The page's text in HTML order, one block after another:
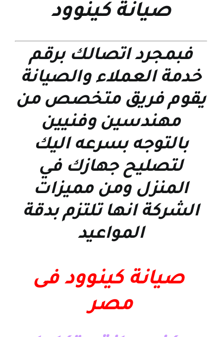
صيانة كينوود
فبمجرد اتصالك برقم
خدمة العملاء والصيانة
يقوم فريق متخصص من
مهندسين وفنيين
بالتوجه بسرعه اليك
لتصليح جهازك في
المنزل ومن مميزات
الشركة انها تلتزم بدقة
المواعيد
صيانة كينوود فى
مصر